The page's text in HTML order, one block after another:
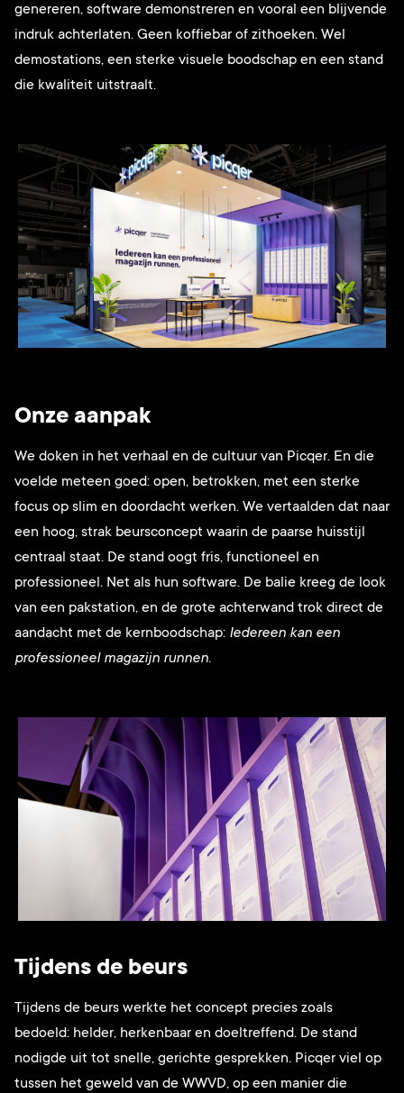
genereren, software demonstreren en vooral een blijvende
indruk achterlaten. Geen koffiebar of zithoeken. Wel
demostations, een sterke visuele boodschap en een stand
die kwaliteit uitstraalt.
Onze aanpak
We doken in het verhaal en de cultuur van Picqer. En die
voelde meteen goed: open, betrokken, met een sterke
focus op slim en doordacht werken. We vertaalden dat naar
een hoog, strak beursconcept waarin de paarse huisstijl
centraal staat. De stand oogt fris, functioneel en
professioneel. Net als hun software. De balie kreeg de look
van een pakstation, en de grote achterwand trok direct de
aandacht met de kernboodschap: Iedereen kan een
professioneel magazijn runnen.
Tijdens de beurs
Tijdens de beurs werkte het concept precies zoals
bedoeld: helder, herkenbaar en doeltreffend. De stand
nodigde uit tot snelle, gerichte gesprekken. Picqer viel op
tussen het geweld van de WWVD, op een manier die